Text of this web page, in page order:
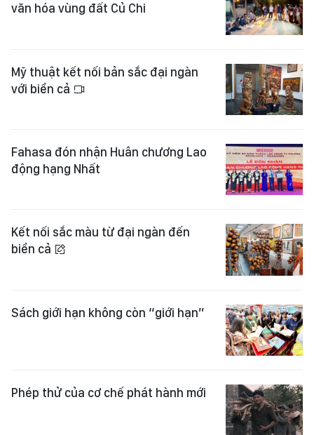
văn hóa vùng đất Củ Chi
Mỹ thuật kết nối bản sắc đại ngàn
với biển cả
Fahasa đón nhận Huân chương Lao
động hạng Nhất
Kết nối sắc màu từ đại ngàn đến
biển cả
Sách giới hạn không còn “giới hạn”
Phép thử của cơ chế phát hành mới